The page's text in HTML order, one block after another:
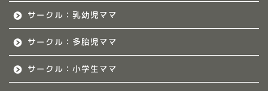
サークル：乳幼児ママ
サークル：多胎児ママ
サークル：小学生ママ
熊本のママ集まれ！につ